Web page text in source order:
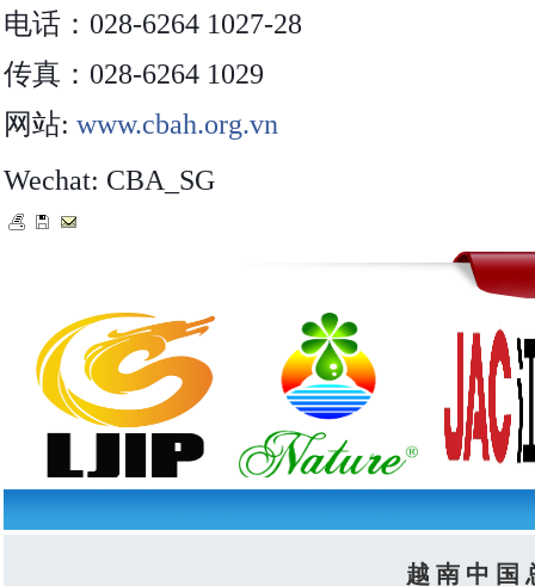
电话： 028-6264 1027-28
传真： 028-6264 1029
网站: www.cbah.org.vn
Wechat: CBA_SG
越 南 中 国